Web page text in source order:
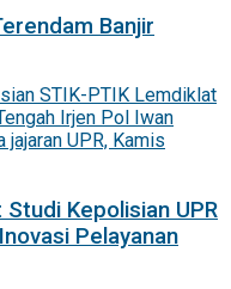
Banjir
Kepolisian UPR
Pelayanan